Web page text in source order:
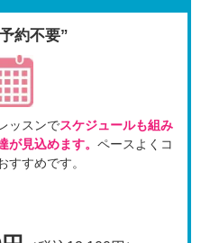
約不要”
ッスンでスケジュールも組み
見込めます。 ペースよくコ
すすめです。